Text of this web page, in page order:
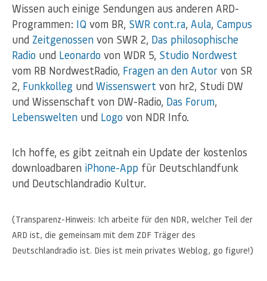
Wissen auch einige Sendungen aus anderen ARD-
Programmen: IQ vom BR, SWR cont.ra, Aula, Campus
und Zeitgenossen von SWR 2, Das philosophische
Radio und Leonardo von WDR 5, Studio Nordwest
vom RB NordwestRadio, Fragen an den Autor von SR
2, Funkkolleg und Wissenswert von hr2, Studi DW
und Wissenschaft von DW-Radio, Das Forum,
Lebenswelten und Logo von NDR Info.
Ich hoffe, es gibt zeitnah ein Update der kostenlos
downloadbaren iPhone-App für Deutschlandfunk
und Deutschlandradio Kultur.
(Transparenz-Hinweis: Ich arbeite für den NDR, welcher Teil der
ARD ist, die gemeinsam mit dem ZDF Träger des
Deutschlandradio ist. Dies ist mein privates Weblog, go figure!)